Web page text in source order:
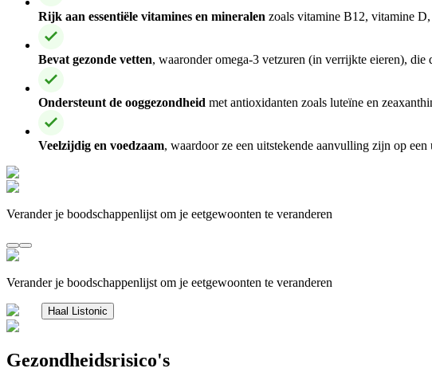
Rijk aan essentiële vitamines en mineralen zoals vitamine B12, vitamine
Bevat gezonde vetten, waaronder omega-3 vetzuren (in verrijkte eieren), die
Ondersteunt de ooggezondheid met antioxidanten zoals luteïne en
Veelzijdig en voedzaam, waardoor ze een uitstekende aanvulling zijn op
Verander je boodschappenlijst om je eetgewoonten te veranderen
Verander je boodschappenlijst om je eetgewoonten te veranderen
Haal Listonic
Gezondheidsrisico's